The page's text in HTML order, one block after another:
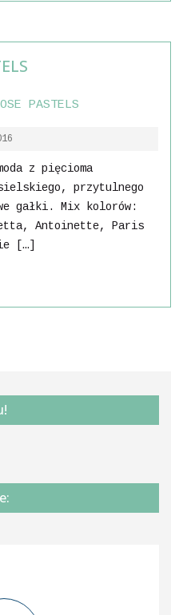
z pięcioma
przytulnego
gałki. Mix kolorów:
Antoinette, Paris
[…]